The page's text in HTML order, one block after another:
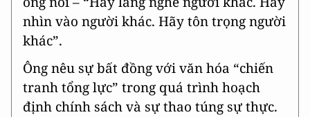
nhìn vào người khác. Hãy tôn trọng người
khác”.
Ông nêu sự bất đồng với văn hóa “chiến
tranh tổng lực” trong quá trình hoạch
định chính sách và sự thao túng sự thực.